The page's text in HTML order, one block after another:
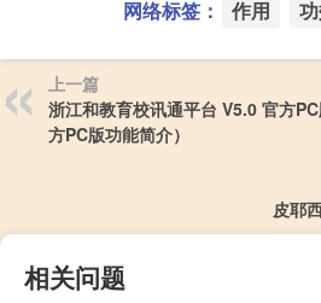
网络标签： 作用
上一篇
浙江和教育校讯通平台 V5.0 官方
方PC版功能简介）
皮耶
相关问题